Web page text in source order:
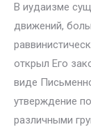
В иудаизме
движений,
открыл Его
виде
утверждение
различными